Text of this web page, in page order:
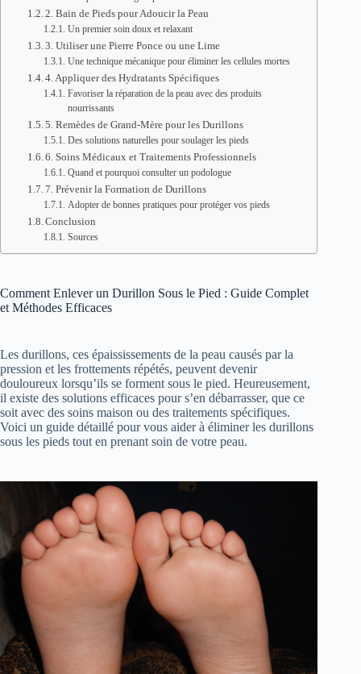
2. Bain de Pieds pour Adoucir la Peau
Un premier soin doux et relaxant
3. Utiliser une Pierre Ponce ou une Lime
Une technique mécanique pour éliminer les cellules mortes
4. Appliquer des Hydratants Spécifiques
Favoriser la réparation de la peau avec des produits
nourrissants
5. Remèdes de Grand-Mère pour les Durillons
Des solutions naturelles pour soulager les pieds
6. Soins Médicaux et Traitements Professionnels
Quand et pourquoi consulter un podologue
7. Prévenir la Formation de Durillons
Adopter de bonnes pratiques pour protéger vos pieds
Conclusion
Sources
Comment Enlever un Durillon Sous le Pied : Guide Complet
et Méthodes Efficaces
Les durillons, ces épaississements de la peau causés par la
pression et les frottements répétés, peuvent devenir
douloureux lorsqu’ils se forment sous le pied. Heureusement,
il existe des solutions efficaces pour s’en débarrasser, que ce
soit avec des soins maison ou des traitements spécifiques.
Voici un guide détaillé pour vous aider à éliminer les durillons
sous les pieds tout en prenant soin de votre peau.